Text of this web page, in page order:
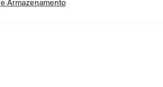
e Armazenamento